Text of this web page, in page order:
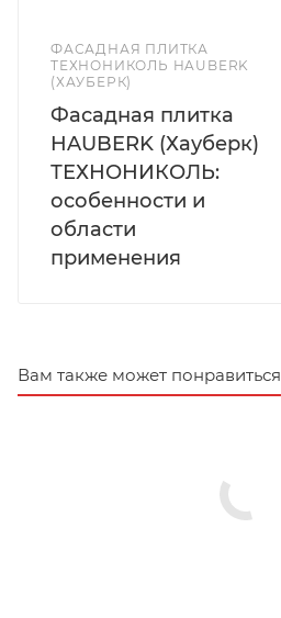
ФАСАДНАЯ ПЛИТКА
ТЕХНОНИКОЛЬ HAUBERK
(ХАУБЕРК)
Фасадная плитка
HAUBERK (Хауберк)
ТЕХНОНИКОЛЬ:
особенности и
области
применения
Вам также может понравиться